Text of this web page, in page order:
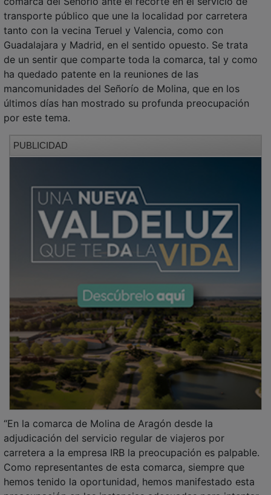
transporte público que une la localidad por carretera
tanto con la vecina Teruel y Valencia, como con
Guadalajara y Madrid, en el sentido opuesto. Se trata
de un sentir que comparte toda la comarca, tal y como
ha quedado patente en la reuniones de las
mancomunidades del Señorío de Molina, que en los
últimos días han mostrado su profunda preocupación
por este tema.
adjudicación del servicio regular de viajeros por
carretera a la empresa IRB la preocupación es palpable.
Como representantes de esta comarca, siempre que
hemos tenido la oportunidad, hemos manifestado esta
preocupación en las instancias adecuadas para intentar